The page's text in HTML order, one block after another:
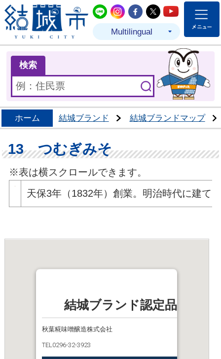
結城市公式LINE
結城市公式Instagram
結城市公式
結城市公式
結城市
Multilingual
検索
ホーム 結城ブランド 結城ブランドマップ
13 つむぎみそ
※表は横スクロールできます。
天保3年（1832年）創業。明治時代に建て
結城ブランド認定品13_つ
秋葉糀味噌醸造株式会社
TEL0296-32-3923